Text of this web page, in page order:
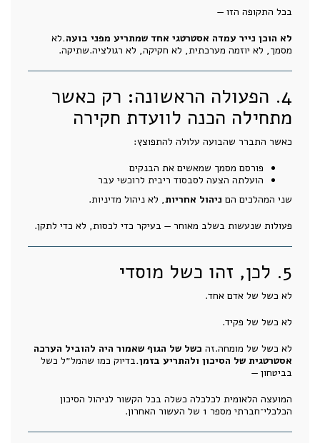
בכל התקופה הזו —
לא הוכן נייר עמדה אסטרטגי אחד שמתריע מפני בועה.לא
מסמך, לא יוזמה מערכתית, לא חקיקה, לא רגולציה.שתיקה.
4. הפעולה הראשונה: רק כאשר
מתחילה הכנה לוועדת חקירה
כאשר התברר שהבועה עלולה להתפוצץ:
פורסם מסמך שמאשים את הבנקים
הועלתה הצעה לסבסוד ריבית לרוכשי עבר
שני המהלכים הם ניהול אחריות, לא ניהול מדיניות.
פעולות שנעשות בשלב מאוחר — בעיקר כדי לכסות, לא כדי לתקן.
5. לכן, זהו כשל מוסדי
לא כשל של אדם אחד.
לא כשל של פקיד.
לא כשל של מומחה.זה כשל של הגוף שאמור היה להוביל הערכה
אסטרטגית של הסיכון ולהתריע בזמן.בדיוק כמו שהמל״ל כשל
בביטחון —
המועצה הלאומית לכלכלה כשלה בכל הקשור לניהול הסיכון
הכלכלי־חברתי מספר 1 של העשור האחרון.